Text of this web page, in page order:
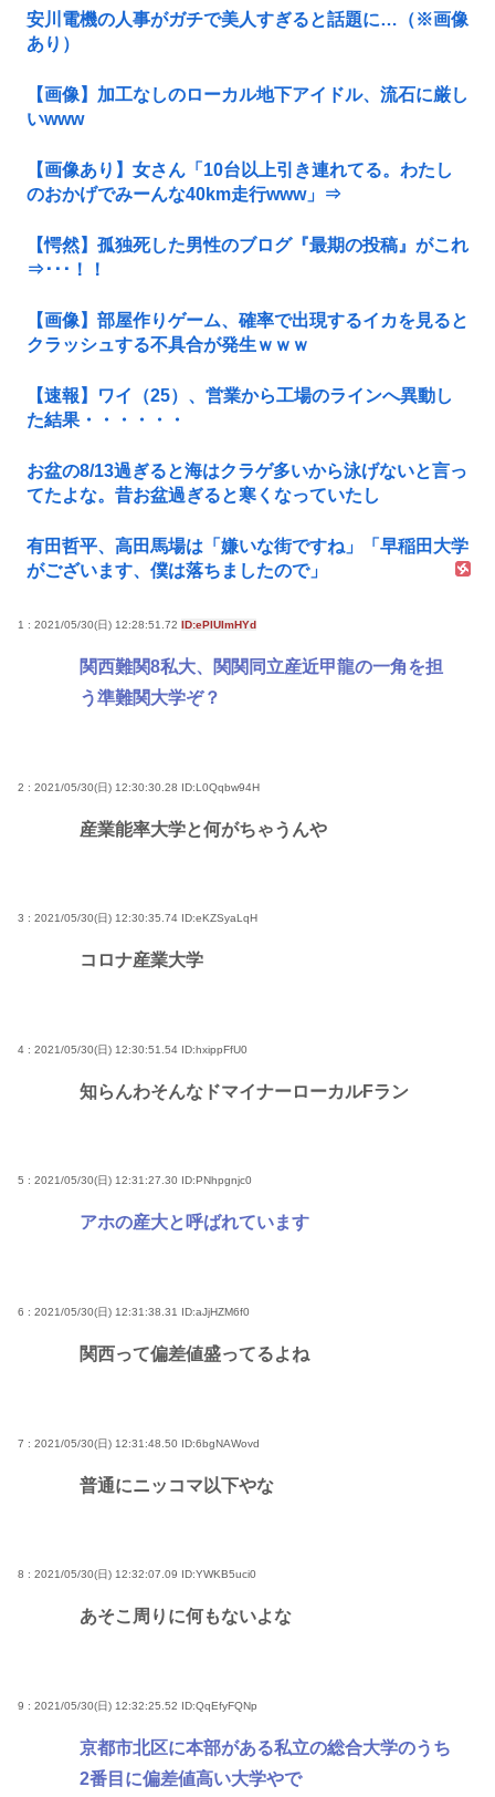
安川電機の人事がガチで美人すぎると話題に…（※画像
あり）
【画像】加工なしのローカル地下アイドル、流石に厳し
いwww
【画像あり】女さん「10台以上引き連れてる。わたし
のおかげでみーんな40km走行www」⇒
【愕然】孤独死した男性のブログ『最期の投稿』がこれ
⇒･･･！！
【画像】部屋作りゲーム、確率で出現するイカを見ると
クラッシュする不具合が発生ｗｗｗ
【速報】ワイ（25）、営業から工場のラインへ異動し
た結果・・・・・・
お盆の8/13過ぎると海はクラゲ多いから泳げないと言っ
てたよな。昔お盆過ぎると寒くなっていたし
有田哲平、高田馬場は「嫌いな街ですね」「早稲田大学
がございます、僕は落ちましたので」
1 : 2021/05/30(日) 12:28:51.72 ID:ePlUImHYd
関西難関8私大、関関同立産近甲龍の一角を担
う準難関大学ぞ？
2 : 2021/05/30(日) 12:30:30.28 ID:L0Qqbw94H
産業能率大学と何がちゃうんや
3 : 2021/05/30(日) 12:30:35.74 ID:eKZSyaLqH
コロナ産業大学
4 : 2021/05/30(日) 12:30:51.54 ID:hxippFfU0
知らんわそんなドマイナーローカルFラン
5 : 2021/05/30(日) 12:31:27.30 ID:PNhpgnjc0
アホの産大と呼ばれています
6 : 2021/05/30(日) 12:31:38.31 ID:aJjHZM6f0
関西って偏差値盛ってるよね
7 : 2021/05/30(日) 12:31:48.50 ID:6bgNAWovd
普通にニッコマ以下やな
8 : 2021/05/30(日) 12:32:07.09 ID:YWKB5uci0
あそこ周りに何もないよな
9 : 2021/05/30(日) 12:32:25.52 ID:QqEfyFQNp
京都市北区に本部がある私立の総合大学のうち
2番目に偏差値高い大学やで